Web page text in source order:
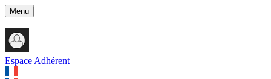
Menu
Espace Adhérent